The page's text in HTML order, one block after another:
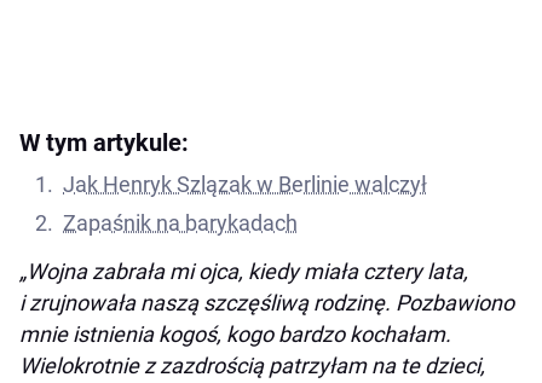
W tym artykule:
Jak Henryk Szlązak w Berlinie walczył
Zapaśnik na barykadach
„Wojna zabrała mi ojca, kiedy miała cztery lata,
i zrujnowała naszą szczęśliwą rodzinę. Pozbawiono
mnie istnienia kogoś, kogo bardzo kochałam.
Wielokrotnie z zazdrością patrzyłam na te dzieci,